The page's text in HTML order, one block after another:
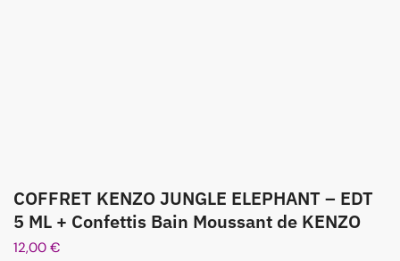
COFFRET KENZO JUNGLE ELEPHANT – EDT
5 ML + Confettis Bain Moussant de KENZO
12,00 €